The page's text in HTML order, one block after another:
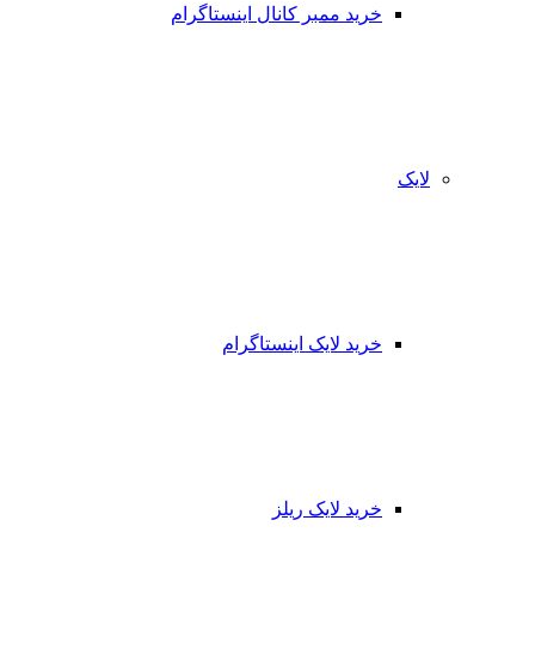
خرید ممبر کانال اینستاگرام
لایک
خرید لایک اینستاگرام
خرید لایک ریلز